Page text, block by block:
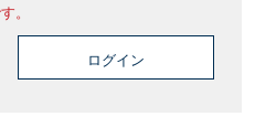
。
ログイン